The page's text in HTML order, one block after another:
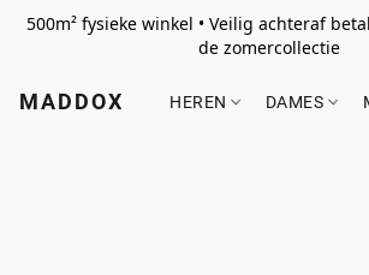
500m² fysieke winkel • Veilig achteraf
de zomercollectie
MADDOX HEREN DAMES